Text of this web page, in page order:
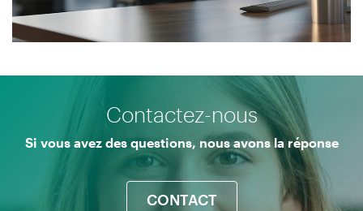
UManresa
Contactez-nous
Si vous avez des questions, nous avons la réponse
CONTACT